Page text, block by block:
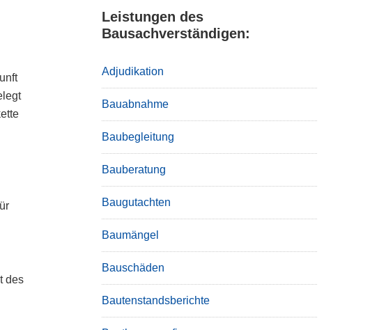
des
Leistungen des
Bausachverständigen:
Adjudikation
Bauabnahme
Baubegleitung
Bauberatung
Baugutachten
Baumängel
Bauschäden
Bautenstandsberichte